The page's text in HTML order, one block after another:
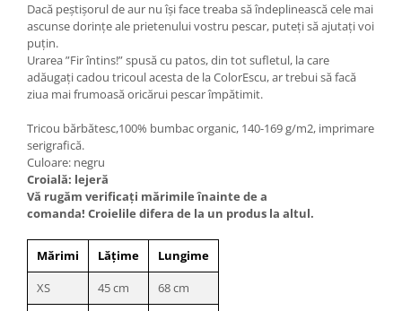
Dacă peștișorul de aur nu își face treaba să îndeplinească cele mai
ascunse dorințe ale prietenului vostru pescar, puteți să ajutați voi
puțin.
Urarea ”Fir întins!” spusă cu patos, din tot sufletul, la care
adăugați cadou tricoul acesta de la ColorEscu, ar trebui să facă
ziua mai frumoasă oricărui pescar împătimit.
Tricou bărbătesc,100% bumbac organic, 140-169 g/m2, imprimare
serigrafică.
Culoare: negru
Croială: lejeră
Vă rugăm verificaţi mărimile înainte de a
comanda! Croielile difera de la un produs la altul.
Mărimi Lățime
Lungime
XS
45 cm 68 cm